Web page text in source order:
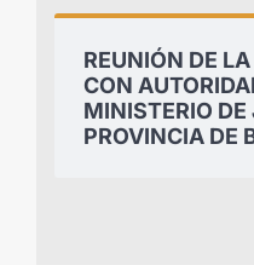
REUNIÓN DE
CON
MINISTERIO
PROVINCIA DE